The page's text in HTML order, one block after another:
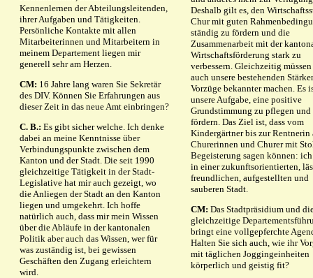
Kennenlernen der Abteilungsleitenden,
ihrer Aufgaben und Tätigkeiten.
Persönliche Kontakte mit allen
Mitarbeiterinnen und Mitarbeitern in
meinem Departement liegen mir
generell sehr am Herzen.
CM: 16 Jahre lang waren Sie Sekretär
des DIV. Können Sie Erfahrungen aus
dieser Zeit in das neue Amt einbringen?
C. B.: Es gibt sicher welche. Ich denke
dabei an meine Kenntnisse über
Verbindungspunkte zwischen dem
Kanton und der Stadt. Die seit 1990
gleichzeitige Tätigkeit in der Stadt-
Legislative hat mir auch gezeigt, wo
die Anliegen der Stadt an den Kanton
liegen und umgekehrt. Ich hoffe
natürlich auch, dass mir mein Wissen
über die Abläufe in der kantonalen
Politik aber auch das Wissen, wer für
was zuständig ist, bei gewissen
Geschäften den Zugang erleichtern
wird.
Deshalb gilt es, den
Chur mit guten
ständig zu fördern und die
Zusammenarbeit mit der
Wirtschaftsförderung stark zu
verbessern. Gleichzeitig
auch unsere bestehenden
Vorzüge bekannter machen. Es
unsere Aufgabe, eine positive
Grundstimmung zu pflegen und
fördern. Das Ziel ist, dass vom
Kindergärtner bis zur Rentnerin
Churerinnen und Churer mit
Begeisterung sagen können:
in einer zukunftsorientierten,
freundlichen, aufgestellten und
sauberen Stadt.
CM: Das Stadtpräsidium und
gleichzeitige
bringt eine vollgepferchte
Halten Sie sich auch, wie ihr
mit täglichen Joggingeinheiten
körperlich und geistig fit?